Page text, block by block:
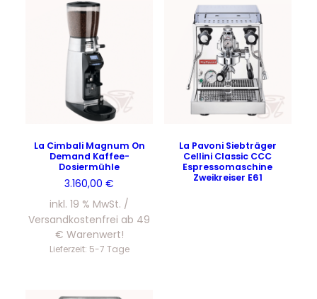
La Cimbali Magnum On
Demand Kaffee-
Dosiermühle
3.160,00€
inkl. 19 % MwSt.
Versandkostenfrei ab 49
€ Warenwert!
Lieferzeit: 5-7 Tage
La Pavoni Siebträger
Cellini Classic CCC
Espressomaschine
Zweikreiser E61